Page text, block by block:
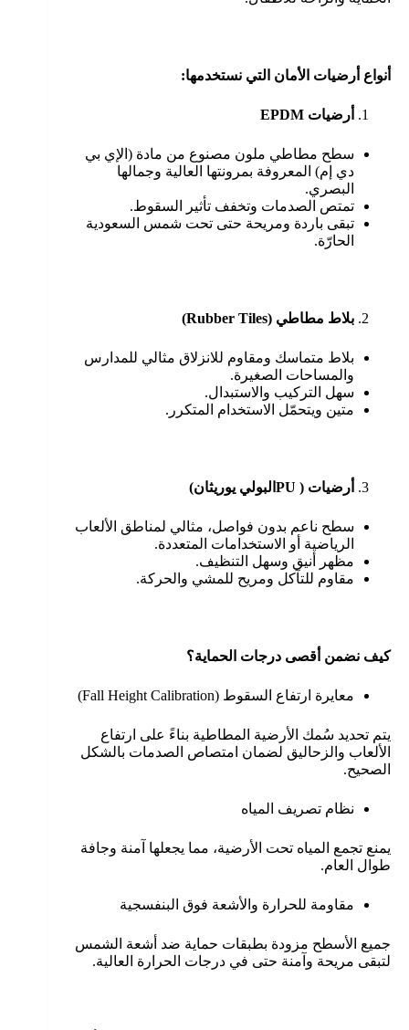
أنواع أرضيات الأمان التي نستخدمها:
أرضيات EPDM
سطح مطاطي ملون مصنوع من مادة (الإي بي
دي إم) المعروفة بمرونتها العالية وجمالها
البصري.
تمتص الصدمات وتخفف تأثير السقوط.
تبقى باردة ومريحة حتى تحت شمس السعودية
الحارّة.
بلاط مطاطي (Rubber Tiles)
بلاط متماسك ومقاوم للانزلاق مثالي للمدارس
والمساحات الصغيرة.
سهل التركيب والاستبدال.
متين ويتحمّل الاستخدام المتكرر.
أرضيات ( البولي يوريثان)
سطح ناعم بدون فواصل، مثالي لمناطق الألعاب
الرياضية أو الاستخدامات المتعددة.
مظهر أنيق وسهل التنظيف.
مقاوم للتآكل ومريح للمشي والحركة.
كيف نضمن أقصى درجات الحماية؟
معايرة ارتفاع السقوط (Fall Height Calibration)
يتم تحديد سُمك الأرضية المطاطية بناءً على ارتفاع
الألعاب والزحاليق لضمان امتصاص الصدمات بالشكل
الصحيح.
نظام تصريف المياه
يمنع تجمع المياه تحت الأرضية، مما يجعلها آمنة وجافة
طوال العام.
مقاومة للحرارة والأشعة فوق البنفسجية
جميع الأسطح مزودة بطبقات حماية ضد أشعة الشمس
لتبقى مريحة وآمنة حتى في درجات الحرارة العالية.